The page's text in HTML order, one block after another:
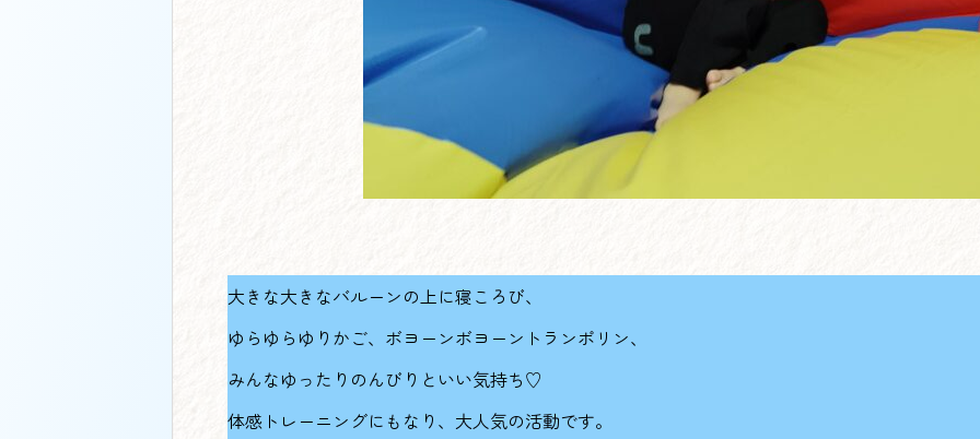
大きな大きなバルーンの上に寝ころび、
ゆらゆらゆりかご、ボヨーンボヨーントランポリン、
みんなゆったりのんびりといい気持ち♡
体感トレーニングにもなり、大人気の活動です。